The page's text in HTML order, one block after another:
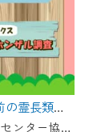
おうちで猿ジョイどうぶつえん～190年前の霊長類図鑑～（2024年11月16日初回放送）
世界屈指のサル類動物園・日本モンキーセンター協力の親子で学べる動物番組。